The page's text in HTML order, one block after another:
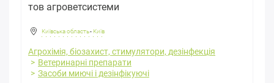
тов агроветсистеми
Київська область- Київ
Агрохімія, біозахист, стимулятори, дезінфекція
Ветеринарні препарати
Засоби миючі і дезінфікуючі